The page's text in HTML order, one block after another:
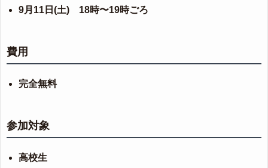
9月11日(土) 18時〜19時ごろ
費用
完全無料
参加対象
高校生